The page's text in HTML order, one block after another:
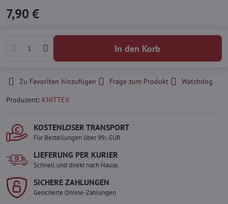
7,90 €
In den Korb
Zu Favoriten hinzufügen Frage zum Produkt
Watchdog
Produzent: KNITTEX
KOSTENLOSER TRANSPORT
Für Bestellungen über 99,- EUR
LIEFERUNG PER KURIER
Schnell und direkt nach Hause.
SICHERE ZAHLUNGEN
Gesicherte Online-Zahlungen